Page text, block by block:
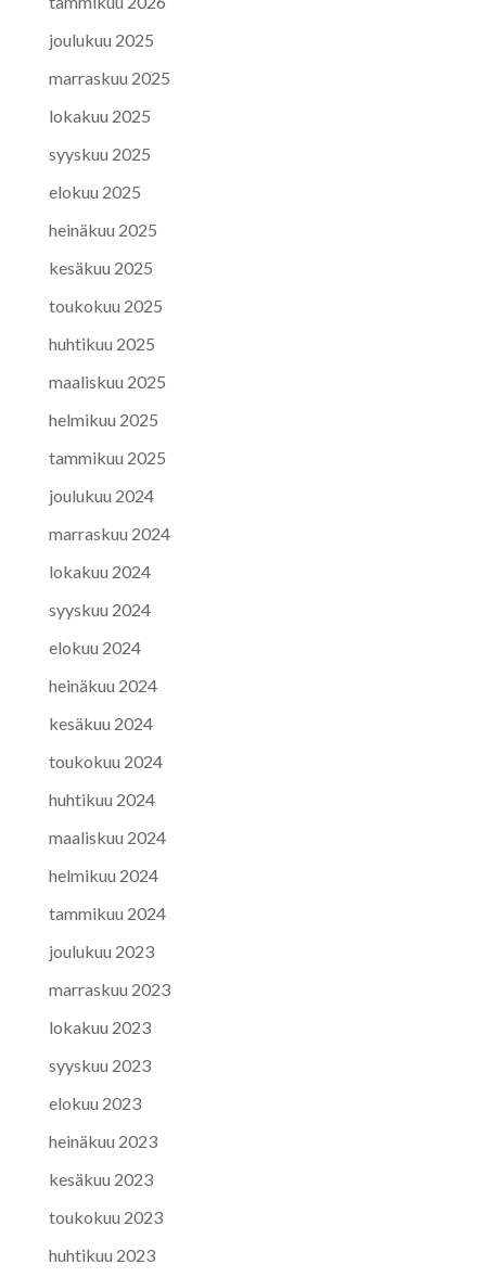
joulukuu 2025
marraskuu 2025
lokakuu 2025
syyskuu 2025
elokuu 2025
heinäkuu 2025
kesäkuu 2025
toukokuu 2025
huhtikuu 2025
maaliskuu 2025
helmikuu 2025
tammikuu 2025
joulukuu 2024
marraskuu 2024
lokakuu 2024
syyskuu 2024
elokuu 2024
heinäkuu 2024
kesäkuu 2024
toukokuu 2024
huhtikuu 2024
maaliskuu 2024
helmikuu 2024
tammikuu 2024
joulukuu 2023
marraskuu 2023
lokakuu 2023
syyskuu 2023
elokuu 2023
heinäkuu 2023
kesäkuu 2023
toukokuu 2023
huhtikuu 2023